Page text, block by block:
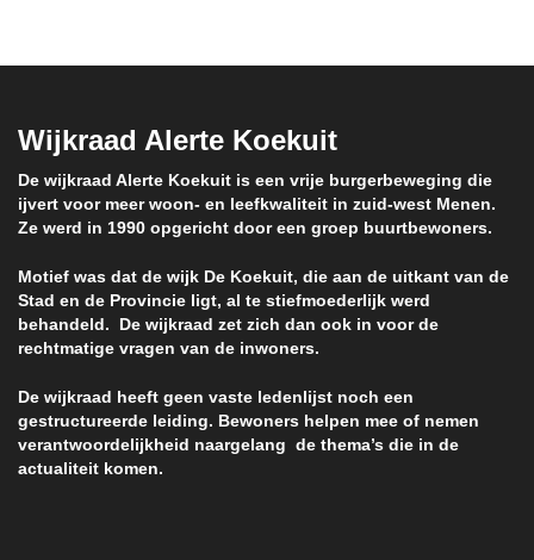
Wijkraad Alerte Koekuit
De wijkraad Alerte Koekuit is een vrije burgerbeweging die
ijvert voor meer woon- en leefkwaliteit in zuid-west Menen.
Ze werd in 1990 opgericht door een groep buurtbewoners.
Motief was dat de wijk De Koekuit, die aan de uitkant van de
Stad en de Provincie ligt, al te stiefmoederlijk werd
behandeld. De wijkraad zet zich dan ook in voor de
rechtmatige vragen van de inwoners.
De wijkraad heeft geen vaste ledenlijst noch een
gestructureerde leiding. Bewoners helpen mee of nemen
verantwoordelijkheid naargelang de thema’s die in de
actualiteit komen.